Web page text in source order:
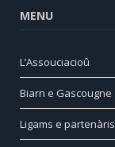
MENU
L’Assouciacioû
Biarn e Gascougne
Ligams e partenàris